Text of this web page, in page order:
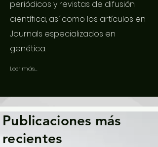
periódicos y revistas de difusión
científica, así como los artículos en
Journals especializados en
genética.
Leer más...
Publicaciones más
recientes